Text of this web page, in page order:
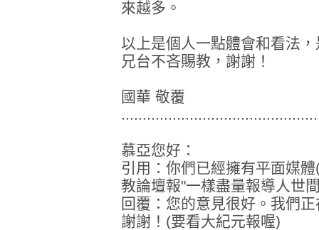
來越多。
以上是個人一點體會和看法
兄台不吝賜教，謝謝！
國華 敬覆
慕亞您好：
引用：你們已經擁有平面媒
教論壇報"一樣盡量報導人
回覆：您的意見很好。我們
謝謝！(要看大紀元報喔)